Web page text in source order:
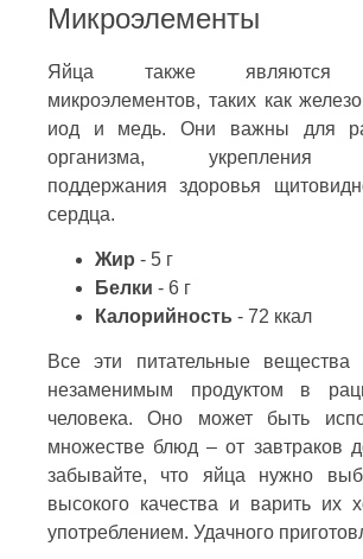
Микроэлементы
Яйца также являются
микроэлементов, таких как
иод и медь. Они важны для
организма, укрепления
поддержания здоровья
сердца.
Жир - 5 г
Белки - 6 г
Калорийность - 72 ккал
Все эти питательные вещества
незаменимым продуктом в
человека. Оно может быть
множестве блюд – от завтраков
забывайте, что яйца нужно
высокого качества и варить их
употреблением. Удачного